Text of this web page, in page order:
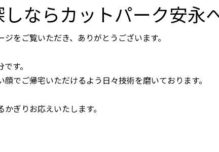
ならカットパーク安永
をご覧いただき、ありがとうございます。
す。
でご帰宅いただけるよう日々技術を磨いております。
ぎりお応えいたします。